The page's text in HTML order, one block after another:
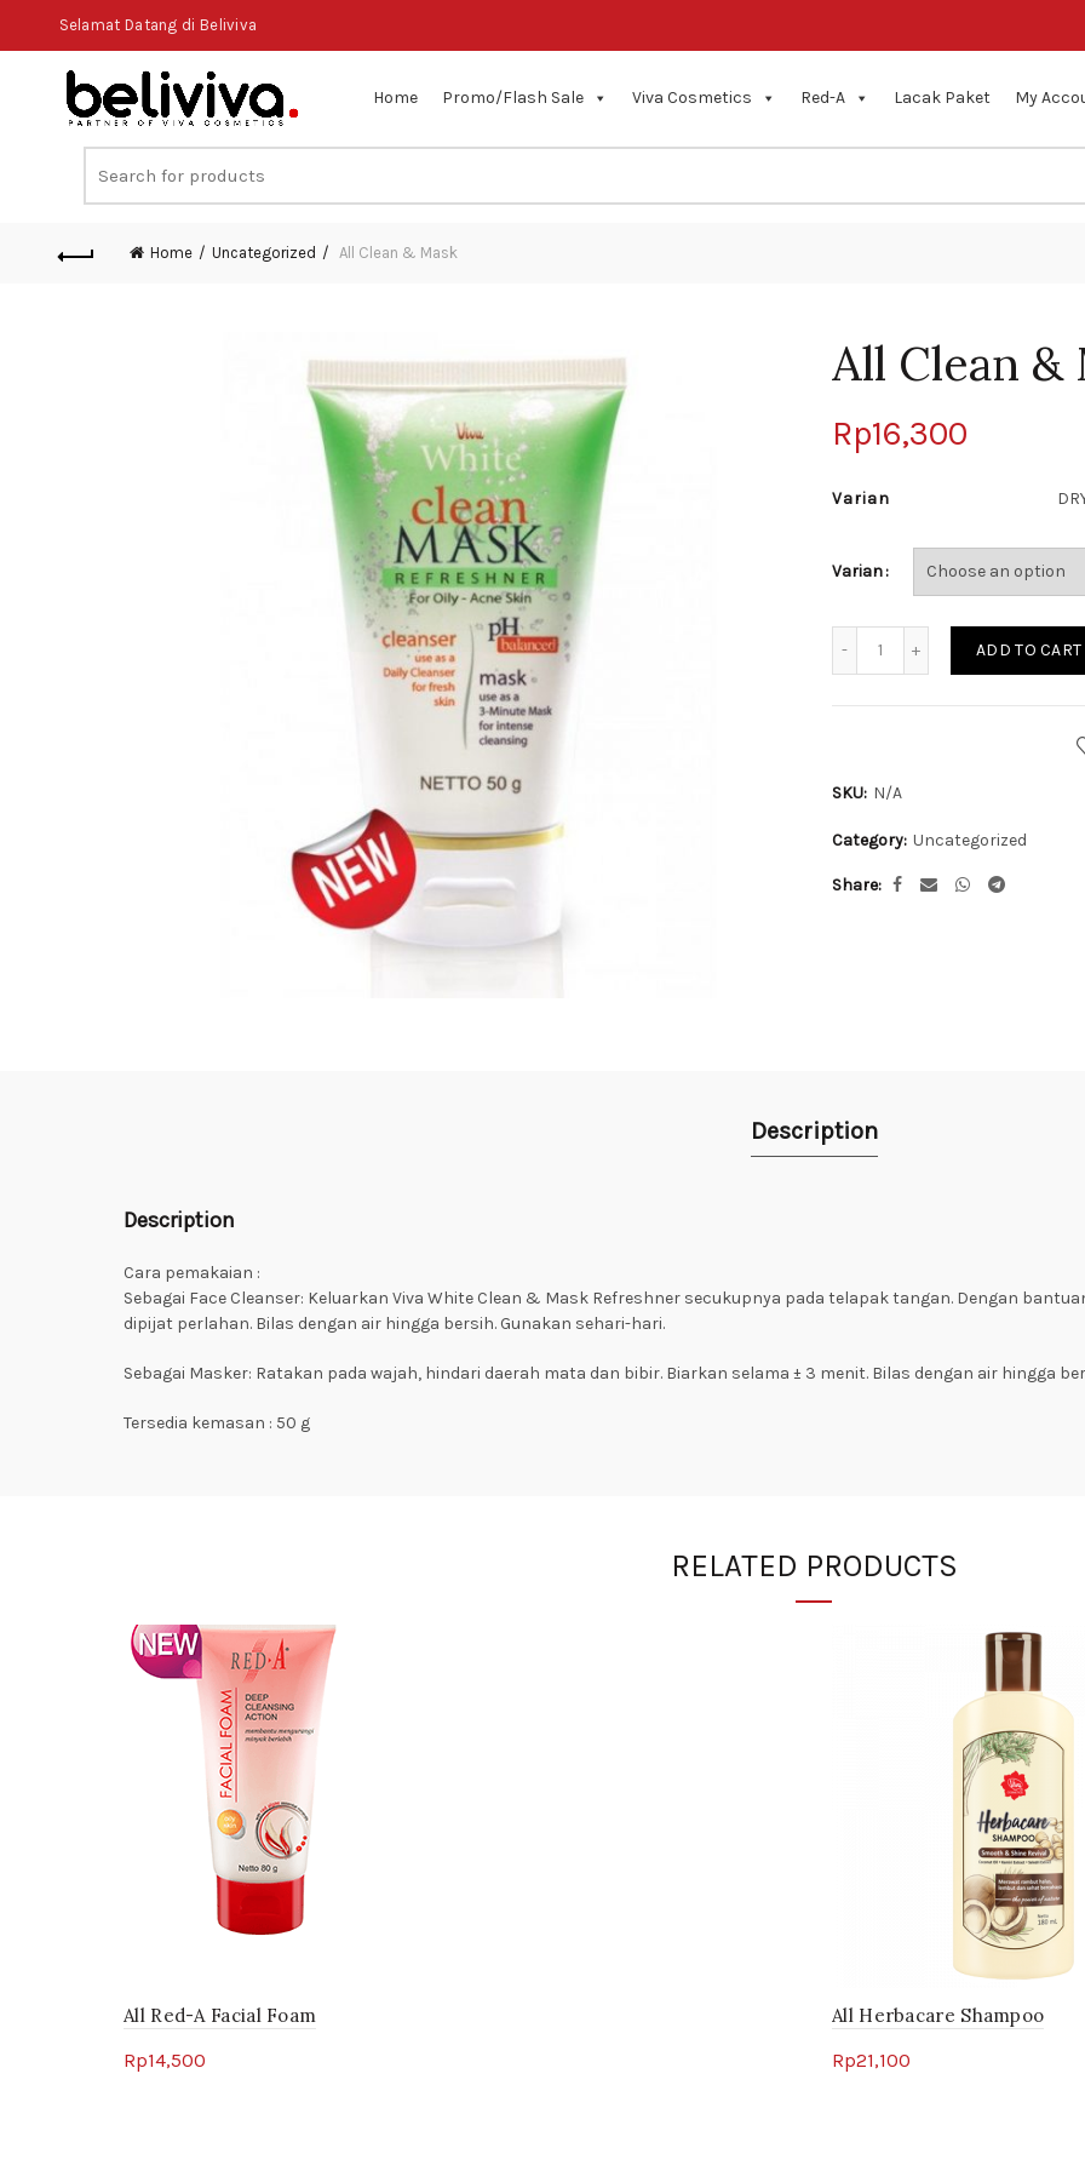
Selamat Datang di Beliviva
Home Promo/Flash Sale Viva Cosmetics Red-A Lacak Paket My
Search
for:
Home Uncategorized All Clean & Mask
All Clean &
Rp16,300
Varian
Varian
Quantity
ADD TO CART
SKU: N/A
Category: Uncategorized
Share
Description
Description
Cara pemakaian :
Sebagai Face Cleanser: Keluarkan Viva White Clean & Mask Refreshner secukupnya pada telapak tangan. Dengan
dipijat perlahan. Bilas dengan air hingga bersih. Gunakan sehari-hari.
Sebagai Masker: Ratakan pada wajah, hindari daerah mata dan bibir. Biarkan selama ± 3 menit. Bilas dengan air hingga
Tersedia kemasan : 50 g
RELATED PRODUCTS
All Red-A Facial Foam
Rp14,500
All Herbacare Shampoo
Rp21,100